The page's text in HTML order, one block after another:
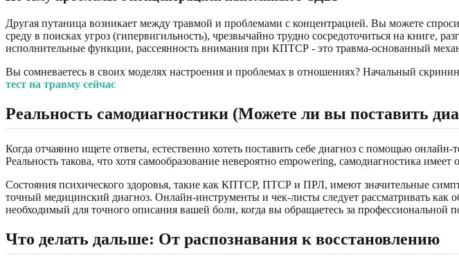
Другая путаница возникает между травмой и проблемами с концентрацией. Вы можете
среду в поисках угроз (гипервигильность), чрезвычайно трудно сосредоточиться на книге,
исполнительные функции, рассеянность внимания при КПТСР - это травма-основанный
Вы сомневаетесь в своих моделях настроения и проблемах в отношениях? Начальный
тест на травму сейчас
Реальность самодиагностики (Можете ли вы поставить
Когда отчаянно ищете ответы, естественно хотеть поставить себе диагноз с помощью
Реальность такова, что хотя самообразование невероятно empowering, самодиагностика имеет
Состояния психического здоровья, такие как КПТСР, ПТСР и ПРЛ, имеют значительные
точный медицинский диагноз. Онлайн-инструменты и чек-листы следует рассматривать как
необходимый для точного описания вашей боли, когда вы обращаетесь за профессиональной
Что делать дальше: От распознавания к восстановлению